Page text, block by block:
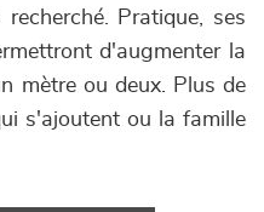
Pratique, ses
d'augmenter la
mètre ou deux. Plus de
s'ajoutent ou la famille